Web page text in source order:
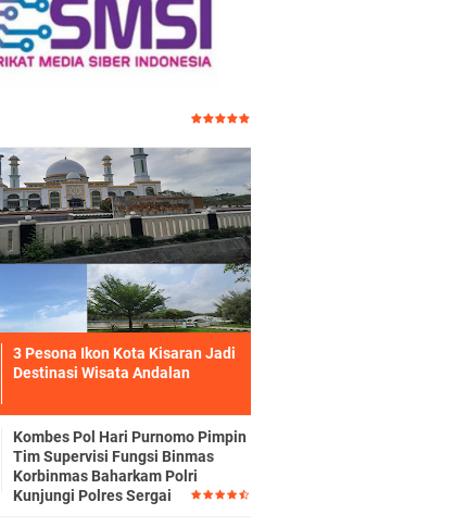
3 Pesona Ikon Kota Kisaran Jadi
Destinasi Wisata Andalan
Kombes Pol Hari Purnomo Pimpin
Tim Supervisi Fungsi Binmas
Korbinmas Baharkam Polri
Kunjungi Polres Sergai